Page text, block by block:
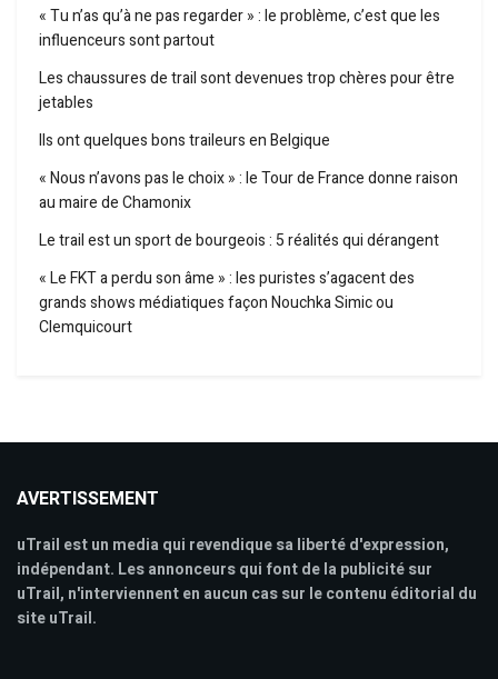
« Tu n’as qu’à ne pas regarder » : le problème, c’est que les
influenceurs sont partout
Les chaussures de trail sont devenues trop chères pour être
jetables
Ils ont quelques bons traileurs en Belgique
« Nous n’avons pas le choix » : le Tour de France donne raison
au maire de Chamonix
Le trail est un sport de bourgeois : 5 réalités qui dérangent
« Le FKT a perdu son âme » : les puristes s’agacent des
grands shows médiatiques façon Nouchka Simic ou
Clemquicourt
AVERTISSEMENT
uTrail est un media qui revendique sa liberté d'expression,
indépendant. Les annonceurs qui font de la publicité sur
uTrail, n'interviennent en aucun cas sur le contenu éditorial du
site uTrail.